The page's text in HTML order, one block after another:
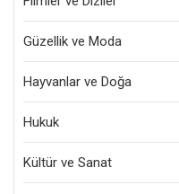
Güzellik ve Moda
Hayvanlar ve Doğa
Hukuk
Kültür ve Sanat